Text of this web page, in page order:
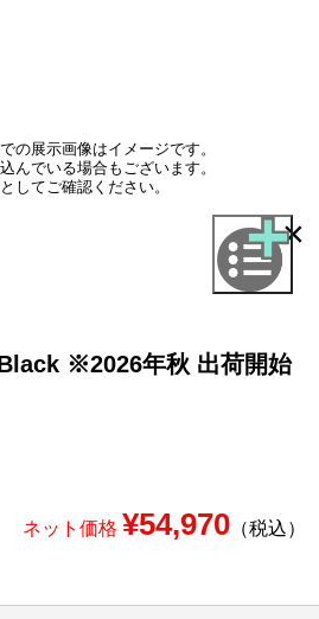
の展示画像はイメージです。
んでいる場合もございます。
してご確認ください。
×
※2026年秋 出荷開始
ネット価格 ¥54,970（税込）